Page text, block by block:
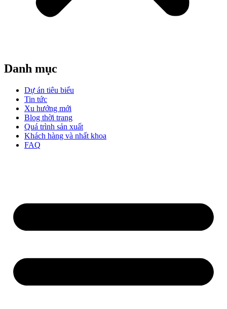
Danh mục
Dự án tiêu biểu
Tin tức
Xu hướng mới
Blog thời trang
Quá trình sản xuất
Khách hàng và nhất khoa
FAQ